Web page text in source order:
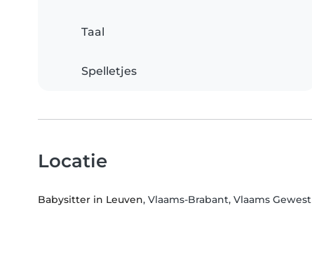
Taal
Spelletjes
Locatie
Babysitter in Leuven, Vlaams-Brabant, Vlaams Gewest